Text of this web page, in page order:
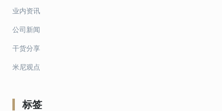
业内资讯
公司新闻
干货分享
米尼观点
标签